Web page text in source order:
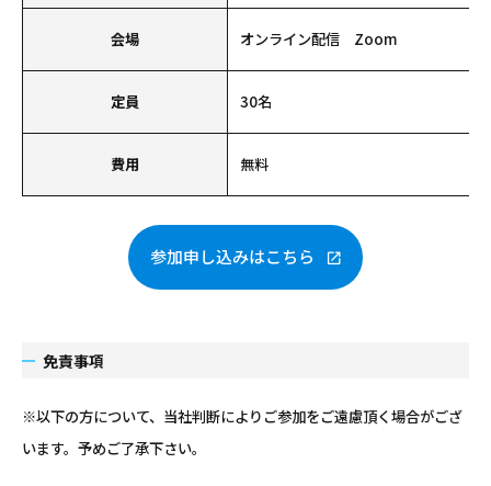
会場 オンライン配信 Zoom
定員 30名
費用 無料
参加申し込みはこちら
免責事項
※以下の方について、当社判断によりご参加をご遠慮頂く場合がござ
います。予めご了承下さい。